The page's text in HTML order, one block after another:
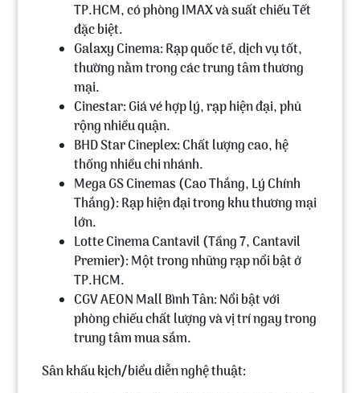
TP.HCM, có phòng IMAX và suất chiếu Tết
đặc biệt.
Galaxy Cinema: Rạp quốc tế, dịch vụ tốt,
thường nằm trong các trung tâm thương
mại.
Cinestar: Giá vé hợp lý, rạp hiện đại, phủ
rộng nhiều quận.
BHD Star Cineplex: Chất lượng cao, hệ
thống nhiều chi nhánh.
Mega GS Cinemas(Cao Thắng, Lý Chính
Thắng): Rạp hiện đại trong khu thương mại
lớn.
Lotte Cinema Cantavil(Tầng 7, Cantavil
Premier): Một trong những rạp nổi bật ở
TP.HCM.
CGV AEON Mall Bình Tân: Nổi bật với
phòng chiếu chất lượng và vị trí ngay trong
trung tâm mua sắm.
Sân khấu kịch/biểu diễn nghệ thuật: